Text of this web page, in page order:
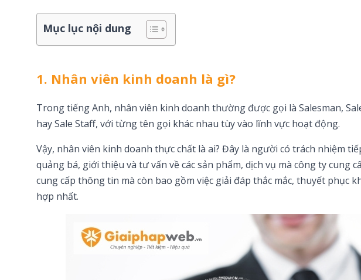
Mục lục nội dung
1. Nhân viên kinh doanh là gì?
Trong tiếng Anh, nhân viên kinh doanh thường được gọi là Salesman,
hay Sale Staff, với từng tên gọi khác nhau tùy vào lĩnh vực hoạt động.
Vậy, nhân viên kinh doanh thực chất là ai? Đây là người có trách nhiệm
quảng bá, giới thiệu và tư vấn về các sản phẩm, dịch vụ mà công ty cung
cung cấp thông tin mà còn bao gồm việc giải đáp thắc mắc, thuyết phục
hợp nhất.